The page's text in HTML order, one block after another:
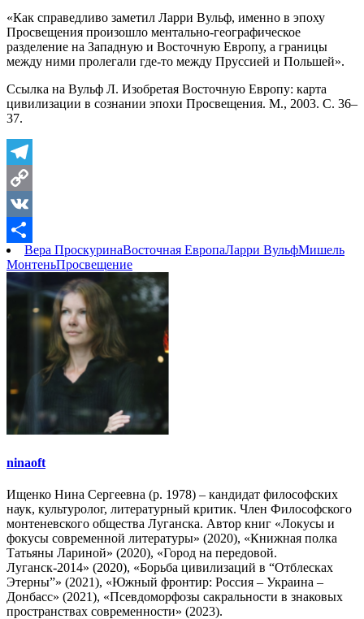
«Как справедливо заметил Ларри Вульф, именно в эпоху
Просвещения произошло ментально-географическое
разделение на Западную и Восточную Европу, а границы
между ними пролегали где-то между Пруссией и Польшей».
Ссылка на Вульф Л. Изобретая Восточную Европу: карта
цивилизации в сознании эпохи Просвещения. М., 2003. С. 36–
37.
Telegram
Copy
Link
VK
Отправить
Вера ПроскуринаВосточная ЕвропаЛарри ВульфМишель
МонтеньПросвещение
ninaoft
Ищенко Нина Сергеевна (р. 1978) – кандидат философских
наук, культуролог, литературный критик. Член Философского
монтеневского общества Луганска. Автор книг «Локусы и
фокусы современной литературы» (2020), «Книжная полка
Татьяны Лариной» (2020), «Город на передовой.
Луганск-2014» (2020), «Борьба цивилизаций в “Отблесках
Этерны”» (2021), «Южный фронтир: Россия – Украина –
Донбасс» (2021), «Псевдоморфозы сакральности в знаковых
пространствах современности» (2023).